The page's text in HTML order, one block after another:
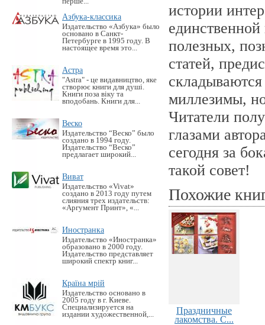
Азбука-классика
Издательство «Азбука» было
основано в Санкт-
Петербурге в 1995 году. В
настоящее время это...
Астра
"Astra" - це видавництво, яке
створює книги для душі.
Книги поза віку та
вподобань. Книги для...
Веско
Издательство “Веско” было
создано в 1994 году.
Издательство “Веско”
предлагает широкий...
Виват
Издательство «Vivat»
создано в 2013 году путем
слияния трех издательств:
«Аргумент Принт», «...
Иностранка
Издательство «Иностранка»
образовано в 2000 году.
Издательство представляет
широкий спектр книг...
Країна мрій
Издательство основано в
2005 году в г. Киеве.
Специализируется на
издании художественной,...
истории
полезных,
статей,
миллезимы,
Читатели
глазами
сегодня за
такой совет!
Похожие
Праздничные
лакомства. С...